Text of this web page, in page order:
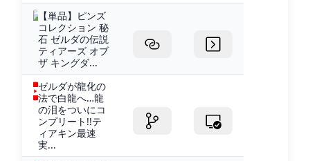
【単品】ピンズ
コレクション 秘
石 ゼルダの伝説
ティアーズ オブ
ザ キングダ...
ゼルダが龍化の
法で白龍へ…龍
の泪をついにコ
ンプリート!!テ
ィアキン最速
実...